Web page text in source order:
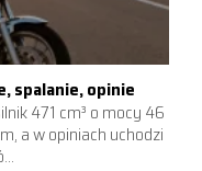
spalanie, opinie
471 cm³ o mocy 46
a w opiniach uchodzi